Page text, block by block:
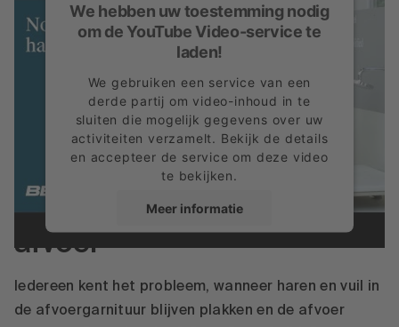
We hebben uw toestemming nodig
om de YouTube Video-service te
laden!
We gebruiken een service van een
derde partij om video-inhoud in te
sluiten die mogelijk gegevens over uw
activiteiten verzamelt. Bekijk de details
en accepteer de service om deze video
te bekijken.
Meer informatie
powered byUsercentrics Consent
Management Platform
Nooit meer haren in de
afvoer
Iedereen kent het probleem, wanneer haren en vuil in
de afvoergarnituur blijven plakken en de afvoer